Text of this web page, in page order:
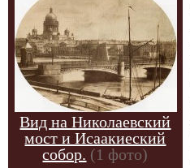
Вид на Николаевский
мост и Исаакиеский
собор. (1 фото)